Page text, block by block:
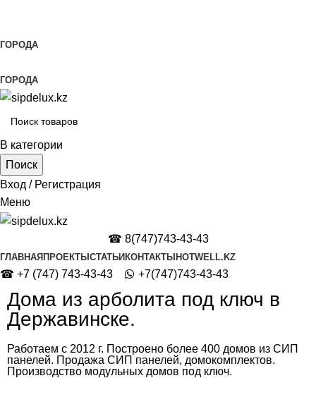
ГОРОДА
ГОРОДА
В категории
Поиск
Вход / Регистрация
Меню
☎ 8(747)743-43-43
ГЛАВНАЯПРОЕКТЫСТАТЬИКОНТАКТЫHOTWELL.KZ
☎ +7 (747) 743-43-43 +7(747)743-43-43
Дома из арболита под ключ в
Державинске.
Работаем с 2012 г. Построено более 400 домов из СИП
панелей. Продажа СИП панелей, домокомплектов.
Производство модульных домов под ключ.